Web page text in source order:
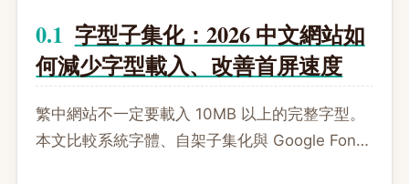
字型子集化：2026 中文網站如
何減少字型載入、改善首屏速度
繁中網站不一定要載入 10MB 以上的完整字型。
本文比較系統字體、自架子集化與 Google Fonts